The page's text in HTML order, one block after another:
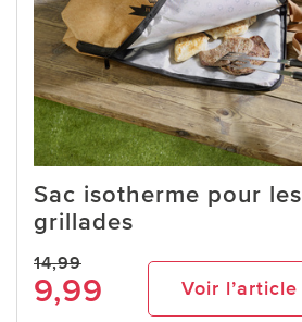
Sac isotherme pour les
grillades
14,99
9,99 Voir l’article